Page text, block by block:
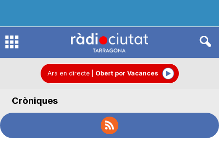
R
d
Ara en directe Obert por Vacances
Cròniques